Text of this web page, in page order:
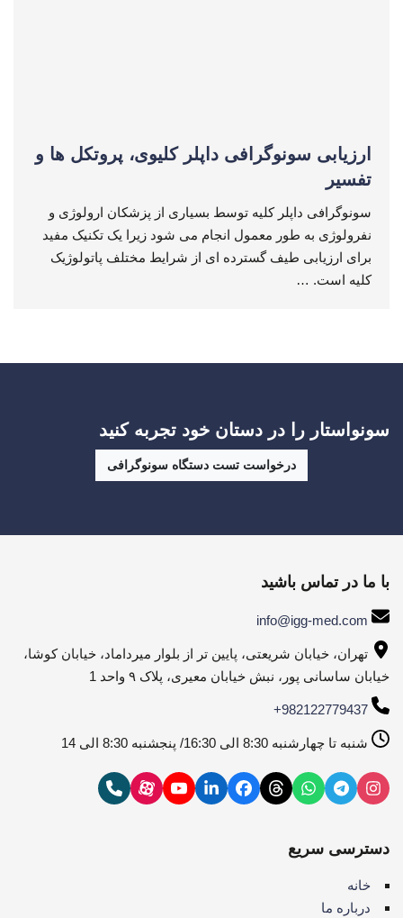
ارزیابی سونوگرافی داپلر کلیوی، پروتکل ها و
تفسیر
سونوگرافی داپلر کلیه توسط بسیاری از پزشکان ارولوژی و
نفرولوژی به طور معمول انجام می شود زیرا یک تکنیک مفید
برای ارزیابی طیف گسترده ای از شرایط مختلف پاتولوژیک
کلیه است. …
سونواستار را در دستان خود تجربه کنید
درخواست تست دستگاه سونوگرافی
با ما در تماس باشید
info@igg-med.com
تهران، خیابان شریعتی، پایین تر از بلوار میرداماد، خیابان کوشا،
خیابان ساسانی پور، نبش خیابان معیری، پلاک ۹ واحد 1
+982122779437
شنبه تا چهارشنبه 8:30 الی 16:30/ پنجشنبه 8:30 الی 14
دسترسی سریع
خانه
درباره ما